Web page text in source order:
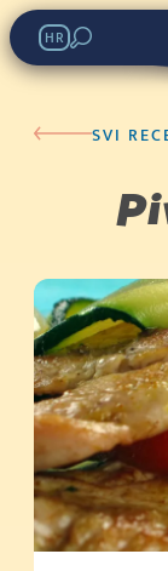
HR
SVI
Potraži u